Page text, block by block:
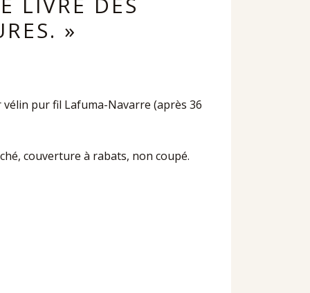
»
pur fil Lafuma-Navarre (après 36
couverture à rabats, non coupé.